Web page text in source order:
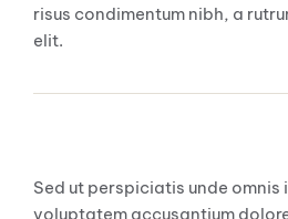
risus condimentum nibh, a
elit.
Sed ut perspiciatis unde omnis
voluptatem accusantium